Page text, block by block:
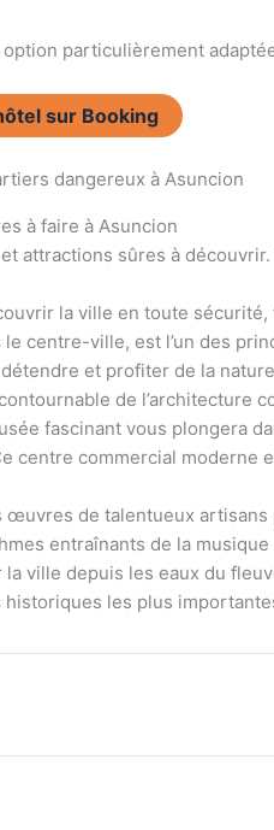
particulièrement
sur Booking
à faire à Asuncion
attractions sûres à
la ville en toute
centre-ville, est l’un des
et profiter de la
de l’architecture
fascinant vous plongera
centre commercial moderne
œuvres de talentueux artisans
entraînants de la
ville depuis les eaux du
les plus